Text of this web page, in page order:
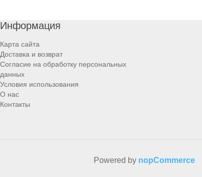
Информация
Карта сайта
Доставка и возврат
Согласие на обработку персональных
данных
Условия использования
О нас
Контакты
Powered by nopCommerce